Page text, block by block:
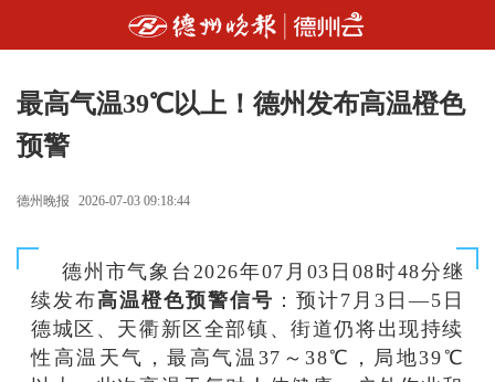
最高气温39℃以上！德州发布高温橙色
预警
德州晚报 2026-07-03 09:18:44
德州市气象台2026年07月03日08时48分继
续发布高温橙色预警信号 ：预计7月3日—5日
德城区、天衢新区全部镇、街道仍将出现持续
性高温天气，最高气温37～38℃，局地39℃